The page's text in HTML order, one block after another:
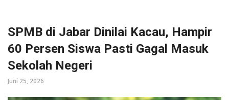
SPMB di Jabar Dinilai Kacau, Hampir
60 Persen Siswa Pasti Gagal Masuk
Sekolah Negeri
Juni 25, 2026